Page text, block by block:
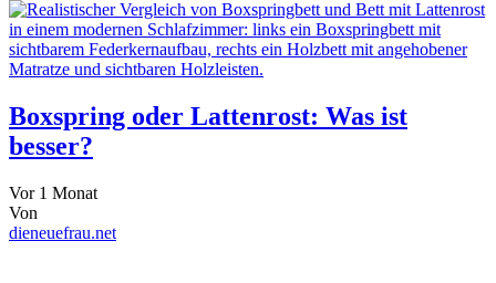
Boxspring oder Lattenrost: Was ist
besser?
Vor 1 Monat
Von
dieneuefrau.net